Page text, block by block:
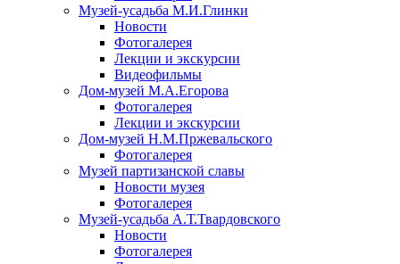
Музей-усадьба М.И.Глинки
Новости
Фотогалерея
Лекции и экскурсии
Видеофильмы
Дом-музей М.А.Егорова
Фотогалерея
Лекции и экскурсии
Дом-музей Н.М.Пржевальского
Фотогалерея
Музей партизанской славы
Новости музея
Фотогалерея
Музей-усадьба А.Т.Твардовского
Новости
Фотогалерея